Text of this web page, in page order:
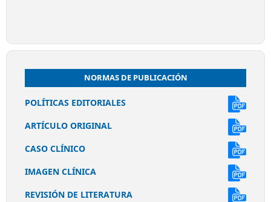
NORMAS DE PUBLICACIÓN
POLÍTICAS EDITORIALES
ARTÍCULO ORIGINAL
CASO CLÍNICO
IMAGEN CLÍNICA
REVISIÓN DE LITERATURA